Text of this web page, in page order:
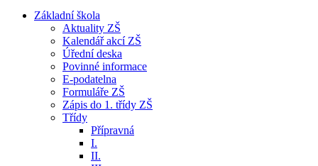
Základní škola
Aktuality ZŠ
Kalendář akcí ZŠ
Úřední deska
Povinné informace
E-podatelna
Formuláře ZŠ
Zápis do 1. třídy ZŠ
Třídy
Přípravná
I.
II.